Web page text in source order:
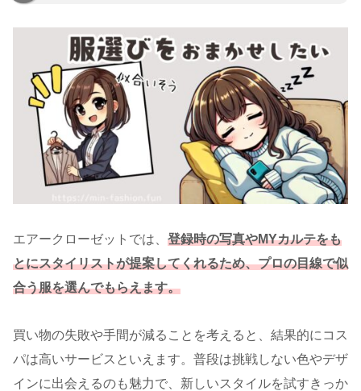
エアークローゼットでは、 登録時の写真やMYカルテをも
とにスタイリストが提案してくれるため、プロの目線で似
合う服を選んでもらえます。
買い物の失敗や手間が減ることを考えると、結果的にコス
パは高いサービスといえます。普段は挑戦しない色やデザ
インに出会えるのも魅力で、新しいスタイルを試すきっか